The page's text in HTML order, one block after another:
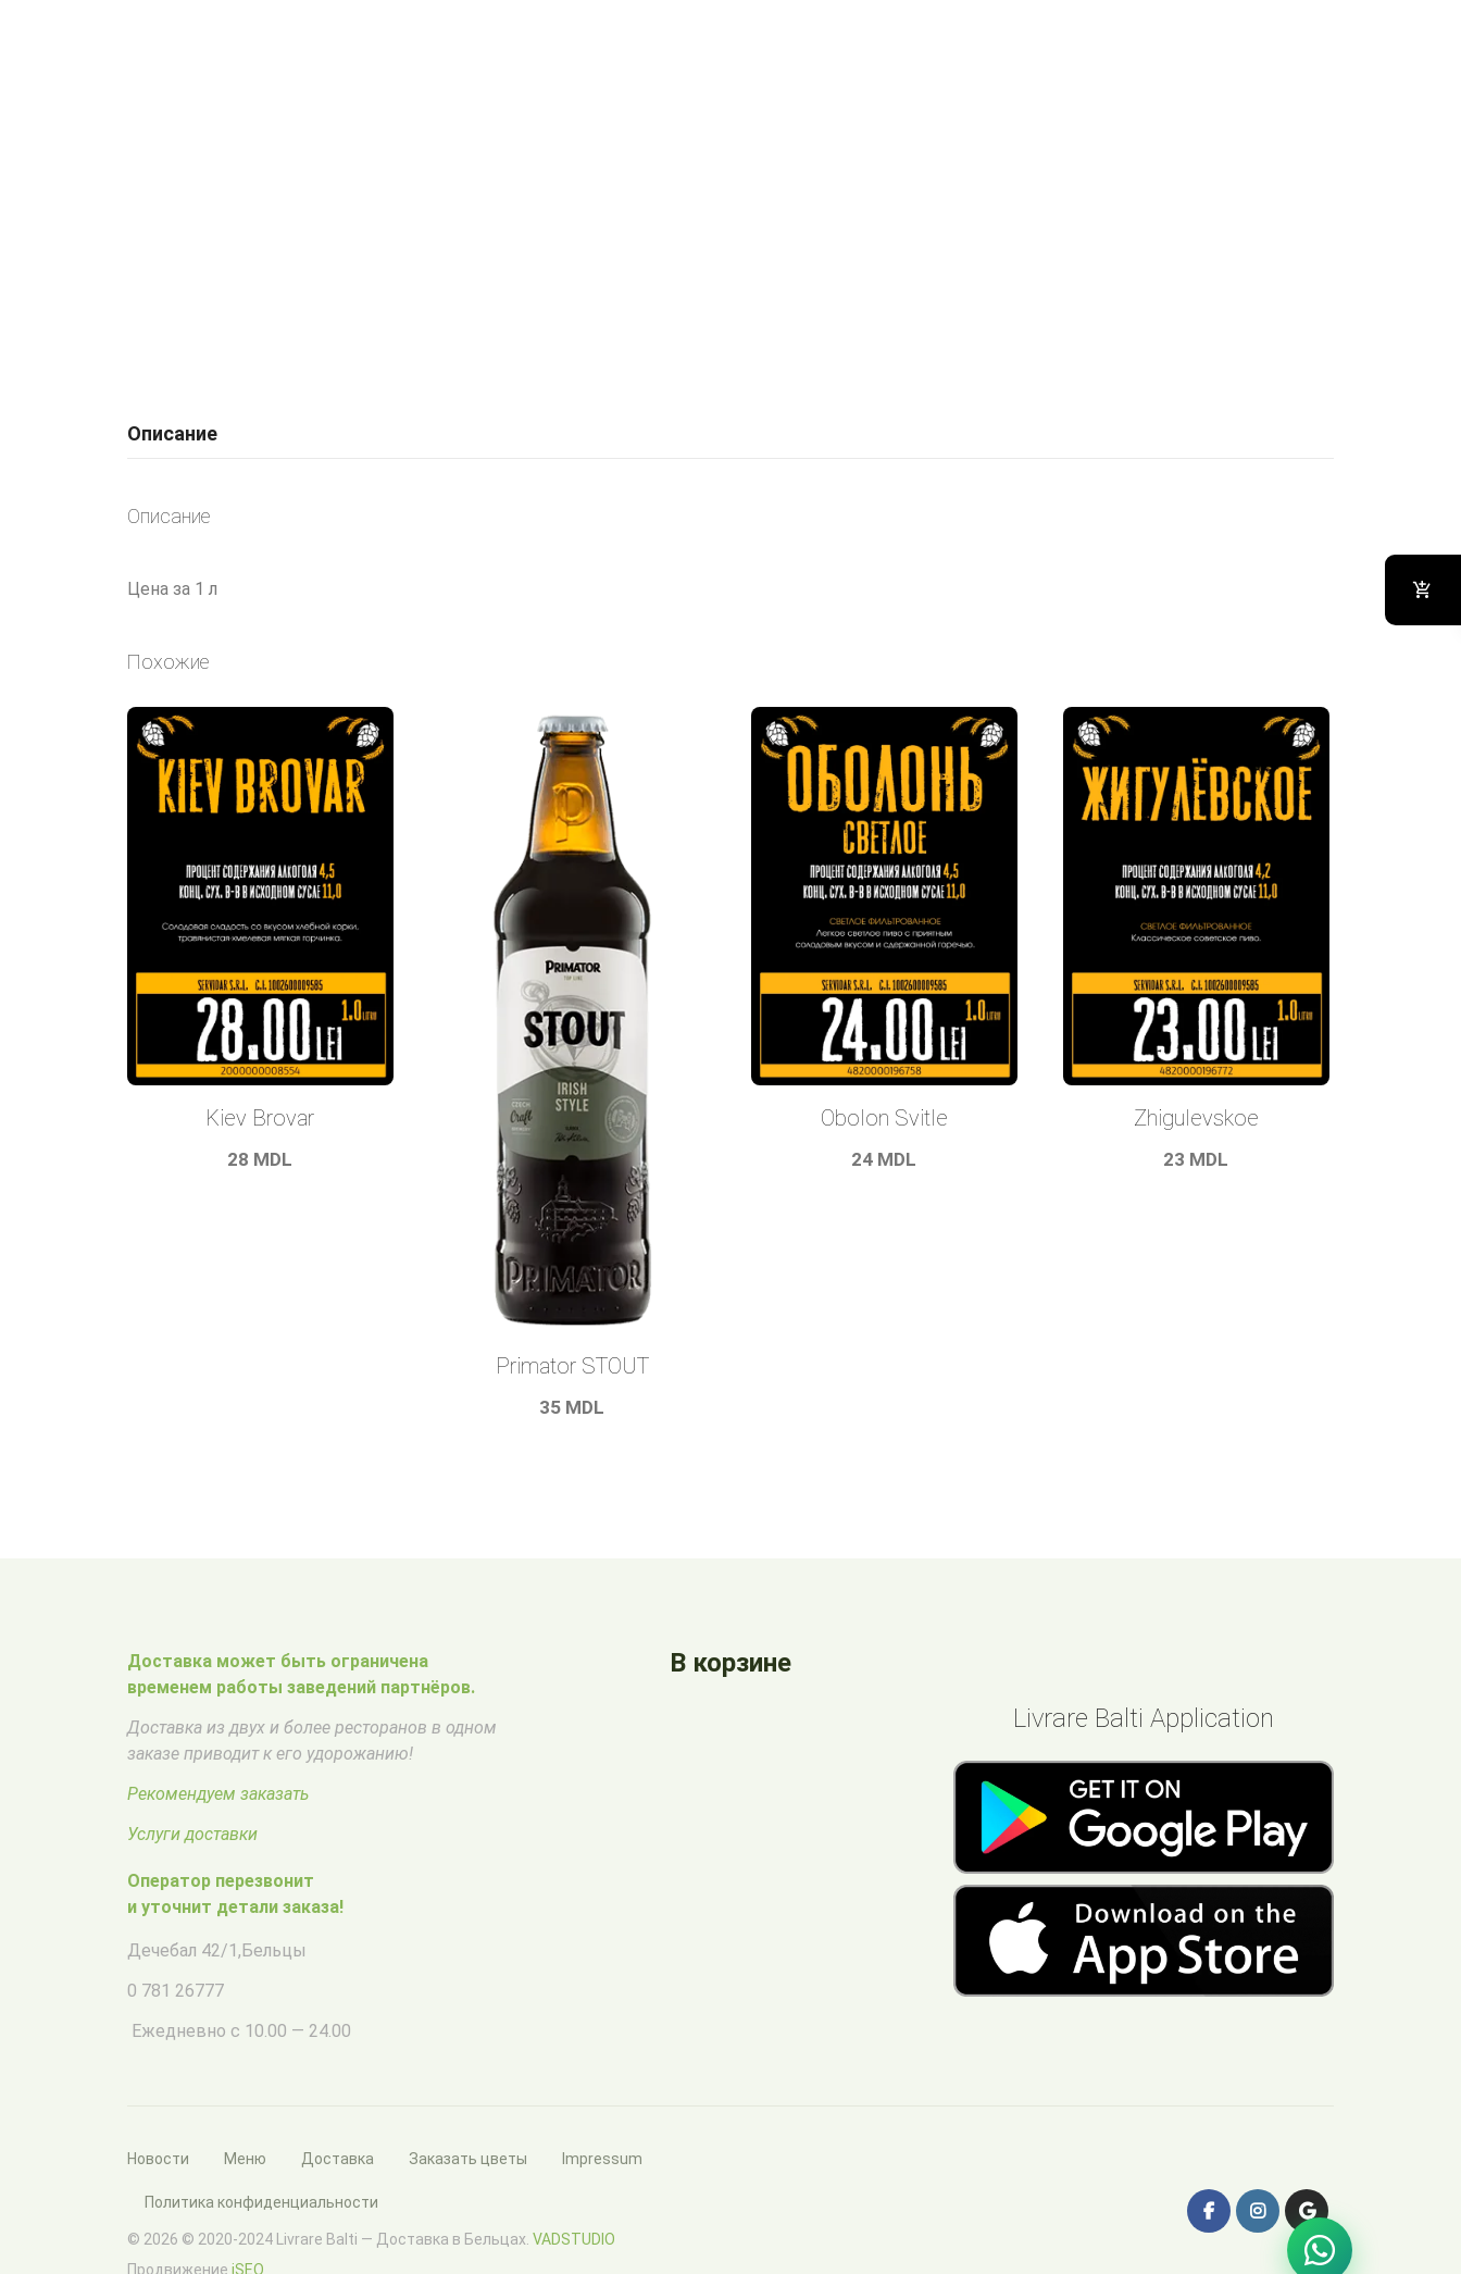
Описание
Описание
Цена за 1 л
Похожие
Kiev Brovar
28 MDL
Primator STOUT
35 MDL
Obolon Svitle
24 MDL
Zhigulevskoe
23 MDL
Доставка может быть ограничена
временем работы заведений партнёров.
Доставка из двух и более ресторанов в одном
заказе приводит к его удорожанию!
Рекомендуем заказать
Услуги доставки
Оператор перезвонит
и уточнит детали заказа!
Дечебал 42/1,Бельцы
0 781 26777
Ежедневно с 10.00 — 24.00
В корзине
Livrare Balti Application
Новости Меню Доставка Заказать цветы Impressum
Политика конфиденциальности
© 2026 © 2020-2024 Livrare Balti — Доставка в Бельцах. VADSTUDIO
Продвижение iSEO